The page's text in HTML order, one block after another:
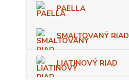
PAELLA
SMALTOVANÝ RIAD
LIATINOVÝ RIAD